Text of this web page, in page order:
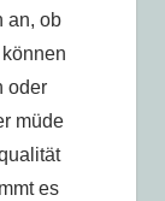
an, ob
oder
müde
es